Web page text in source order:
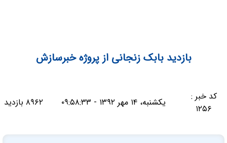
بازدید بابک زنجانی از پروژه خبرسازش
کد خبر :
۱۲۵۶
یکشنبه، ۱۴ مهر ۱۳۹۲ - ۰۹:۵۸:۳۳ ۸۹۶۲ بازدید